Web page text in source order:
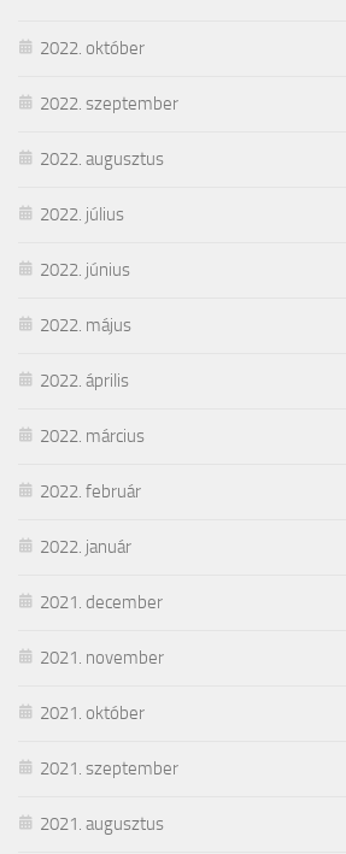
2022. október
2022. szeptember
2022. augusztus
2022. július
2022. június
2022. május
2022. április
2022. március
2022. február
2022. január
2021. december
2021. november
2021. október
2021. szeptember
2021. augusztus